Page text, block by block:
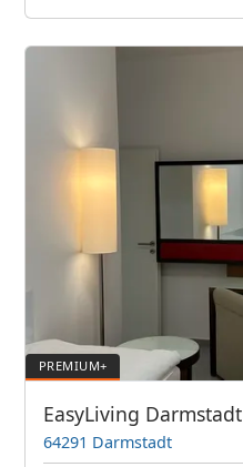
EasyLiving Darmstadt
64291 Darmstadt